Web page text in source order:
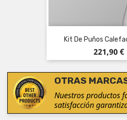
Kit De Puños
Precio
221,90 €
OTRAS
Nuestros productos
satisfacción